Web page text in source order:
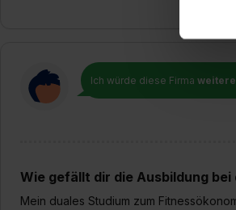
Ich würde diese Firma
Wie gefällt dir die Ausbildung bei
Mein duales Studium zum